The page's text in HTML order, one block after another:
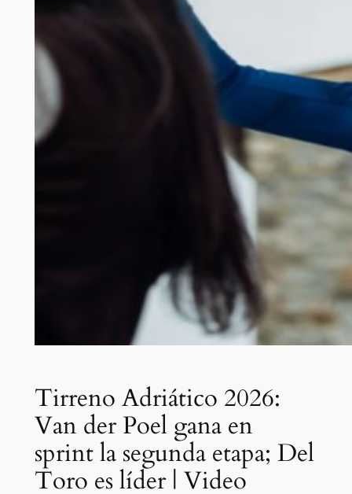
Tirreno Adriático 2026:
Van der Poel gana en
sprint la segunda etapa; Del
Toro es líder | Video